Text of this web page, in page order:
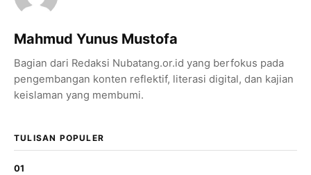
Mahmud Yunus Mustofa
Bagian dari Redaksi Nubatang.or.id yang berfokus pada
pengembangan konten reflektif, literasi digital, dan kajian
keislaman yang membumi.
TULISAN POPULER
01